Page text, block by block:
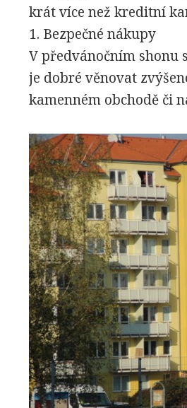
krát více než kreditní
1. Bezpečné nákupy
V předvánočním shonu
je dobré věnovat
kamenném obchodě či